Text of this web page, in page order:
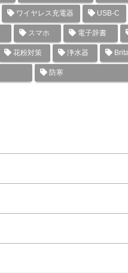
ワイヤレス充電器 USB-C
スマホ 電子辞書
花粉対策 浄水器
防寒